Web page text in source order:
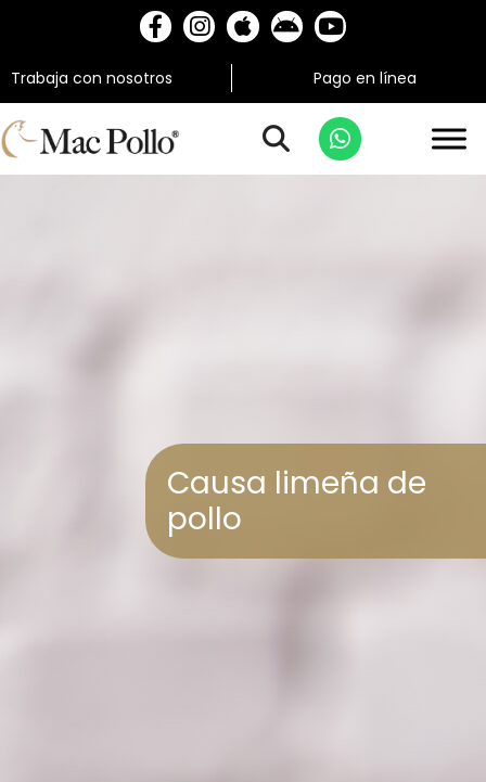
Trabaja con nosotros Pago en línea
Causa limeña de
pollo